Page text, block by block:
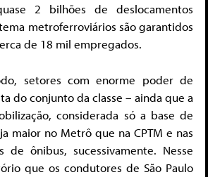
2 bilhões de deslocamentos
metroferroviários são garantidos
de 18 mil empregados.
setores com enorme poder de
do conjunto da classe – ainda que a
considerada só a base de
maior no Metrô que na CPTM e nas
de ônibus, sucessivamente. Nesse
que os condutores de São Paulo